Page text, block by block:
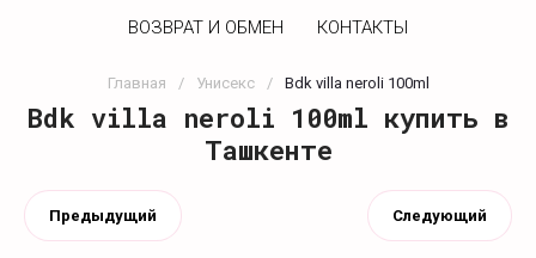
ВОЗВРАТ И ОБМЕН КОНТАКТЫ
Главная / Унисекс / Bdk villa neroli 100ml
Bdk villa neroli 100ml купить в
Ташкенте
Предыдущий Следующий